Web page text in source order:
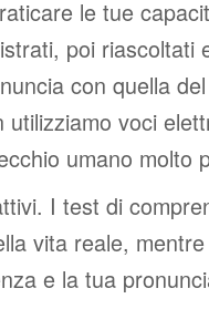
le tue
poi riascoltati
con quella
utilizziamo voci
umano molto
I test di
vita reale,
e la tua